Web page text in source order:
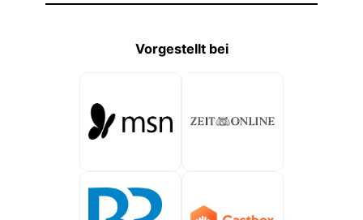
Vorgestellt bei